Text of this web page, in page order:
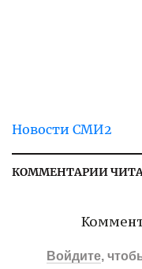
Новости СМИ2
КОММЕНТАРИИ
Войдите,